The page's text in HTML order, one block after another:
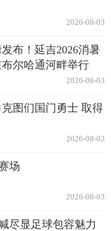
2026-08-03
布！延吉2026消暑
尔哈通河畔举行
2026-08-03
图们国门勇士 取得
2026-08-03
场
2026-08-03
尽显足球包容魅力